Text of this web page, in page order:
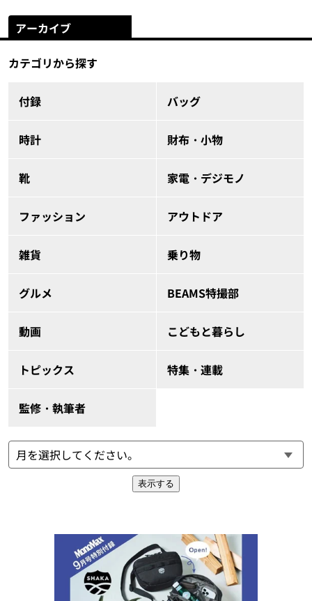
アーカイブ
カテゴリから探す
付録 バッグ
時計 財布・小物
靴 家電・デジモノ
ファッション アウトドア
雑貨 乗り物
グルメ BEAMS特撮部
動画 こどもと暮らし
トピックス 特集・連載
監修・執筆者
表示する